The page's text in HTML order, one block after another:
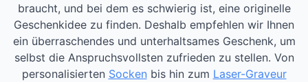
braucht, und bei dem es schwierig ist, eine originelle
Geschenkidee zu finden. Deshalb empfehlen wir Ihnen
ein überraschendes und unterhaltsames Geschenk, um
selbst die Anspruchsvollsten zufrieden zu stellen. Von
personalisierten Sockenbis hin zum Laser-Graveur